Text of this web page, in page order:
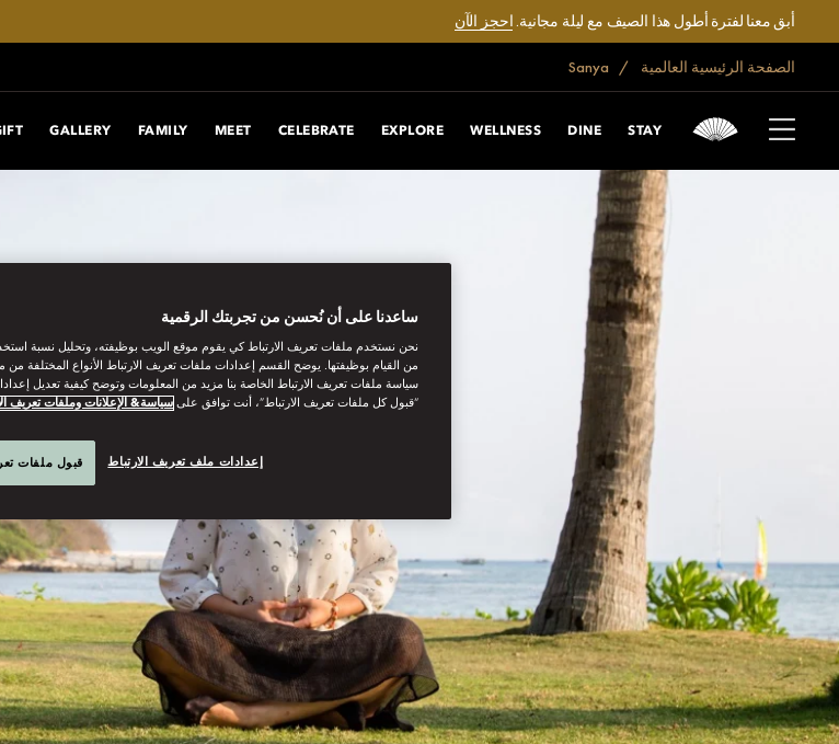
أبق معنا لفترة أطول هذا الصيف مع ليلة مجانية.احجز الآن
الصفحة الرئيسية العالمية
STAY
DINE
WELLNESS
EXPLORE
CELEBRATE
MEET
FAMILY
GALLERY
ساعدنا على أن نُحسن من تجربتك الرقمية
نحن نستخدم ملفات تعريف الارتباط كي يقوم موقع الويب بوظيفته، وتحليل نسبة
من القيام بوظيفتها. يوضح القسم إعدادات ملفات تعريف الارتباط الأنواع المختلفة من
سياسة ملفات تعريف الارتباط الخاصة بنا مزيد من المعلومات وتوضح كيفية تعديل
“قبول كل ملفات تعريف الارتباط”، أنت توافق على سياسة& الإعلانات وملفات تعريف
إعدادات ملف تعريف الارتباط قبول ملفات